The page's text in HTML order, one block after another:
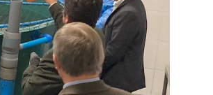
para
aumentar
disminuir